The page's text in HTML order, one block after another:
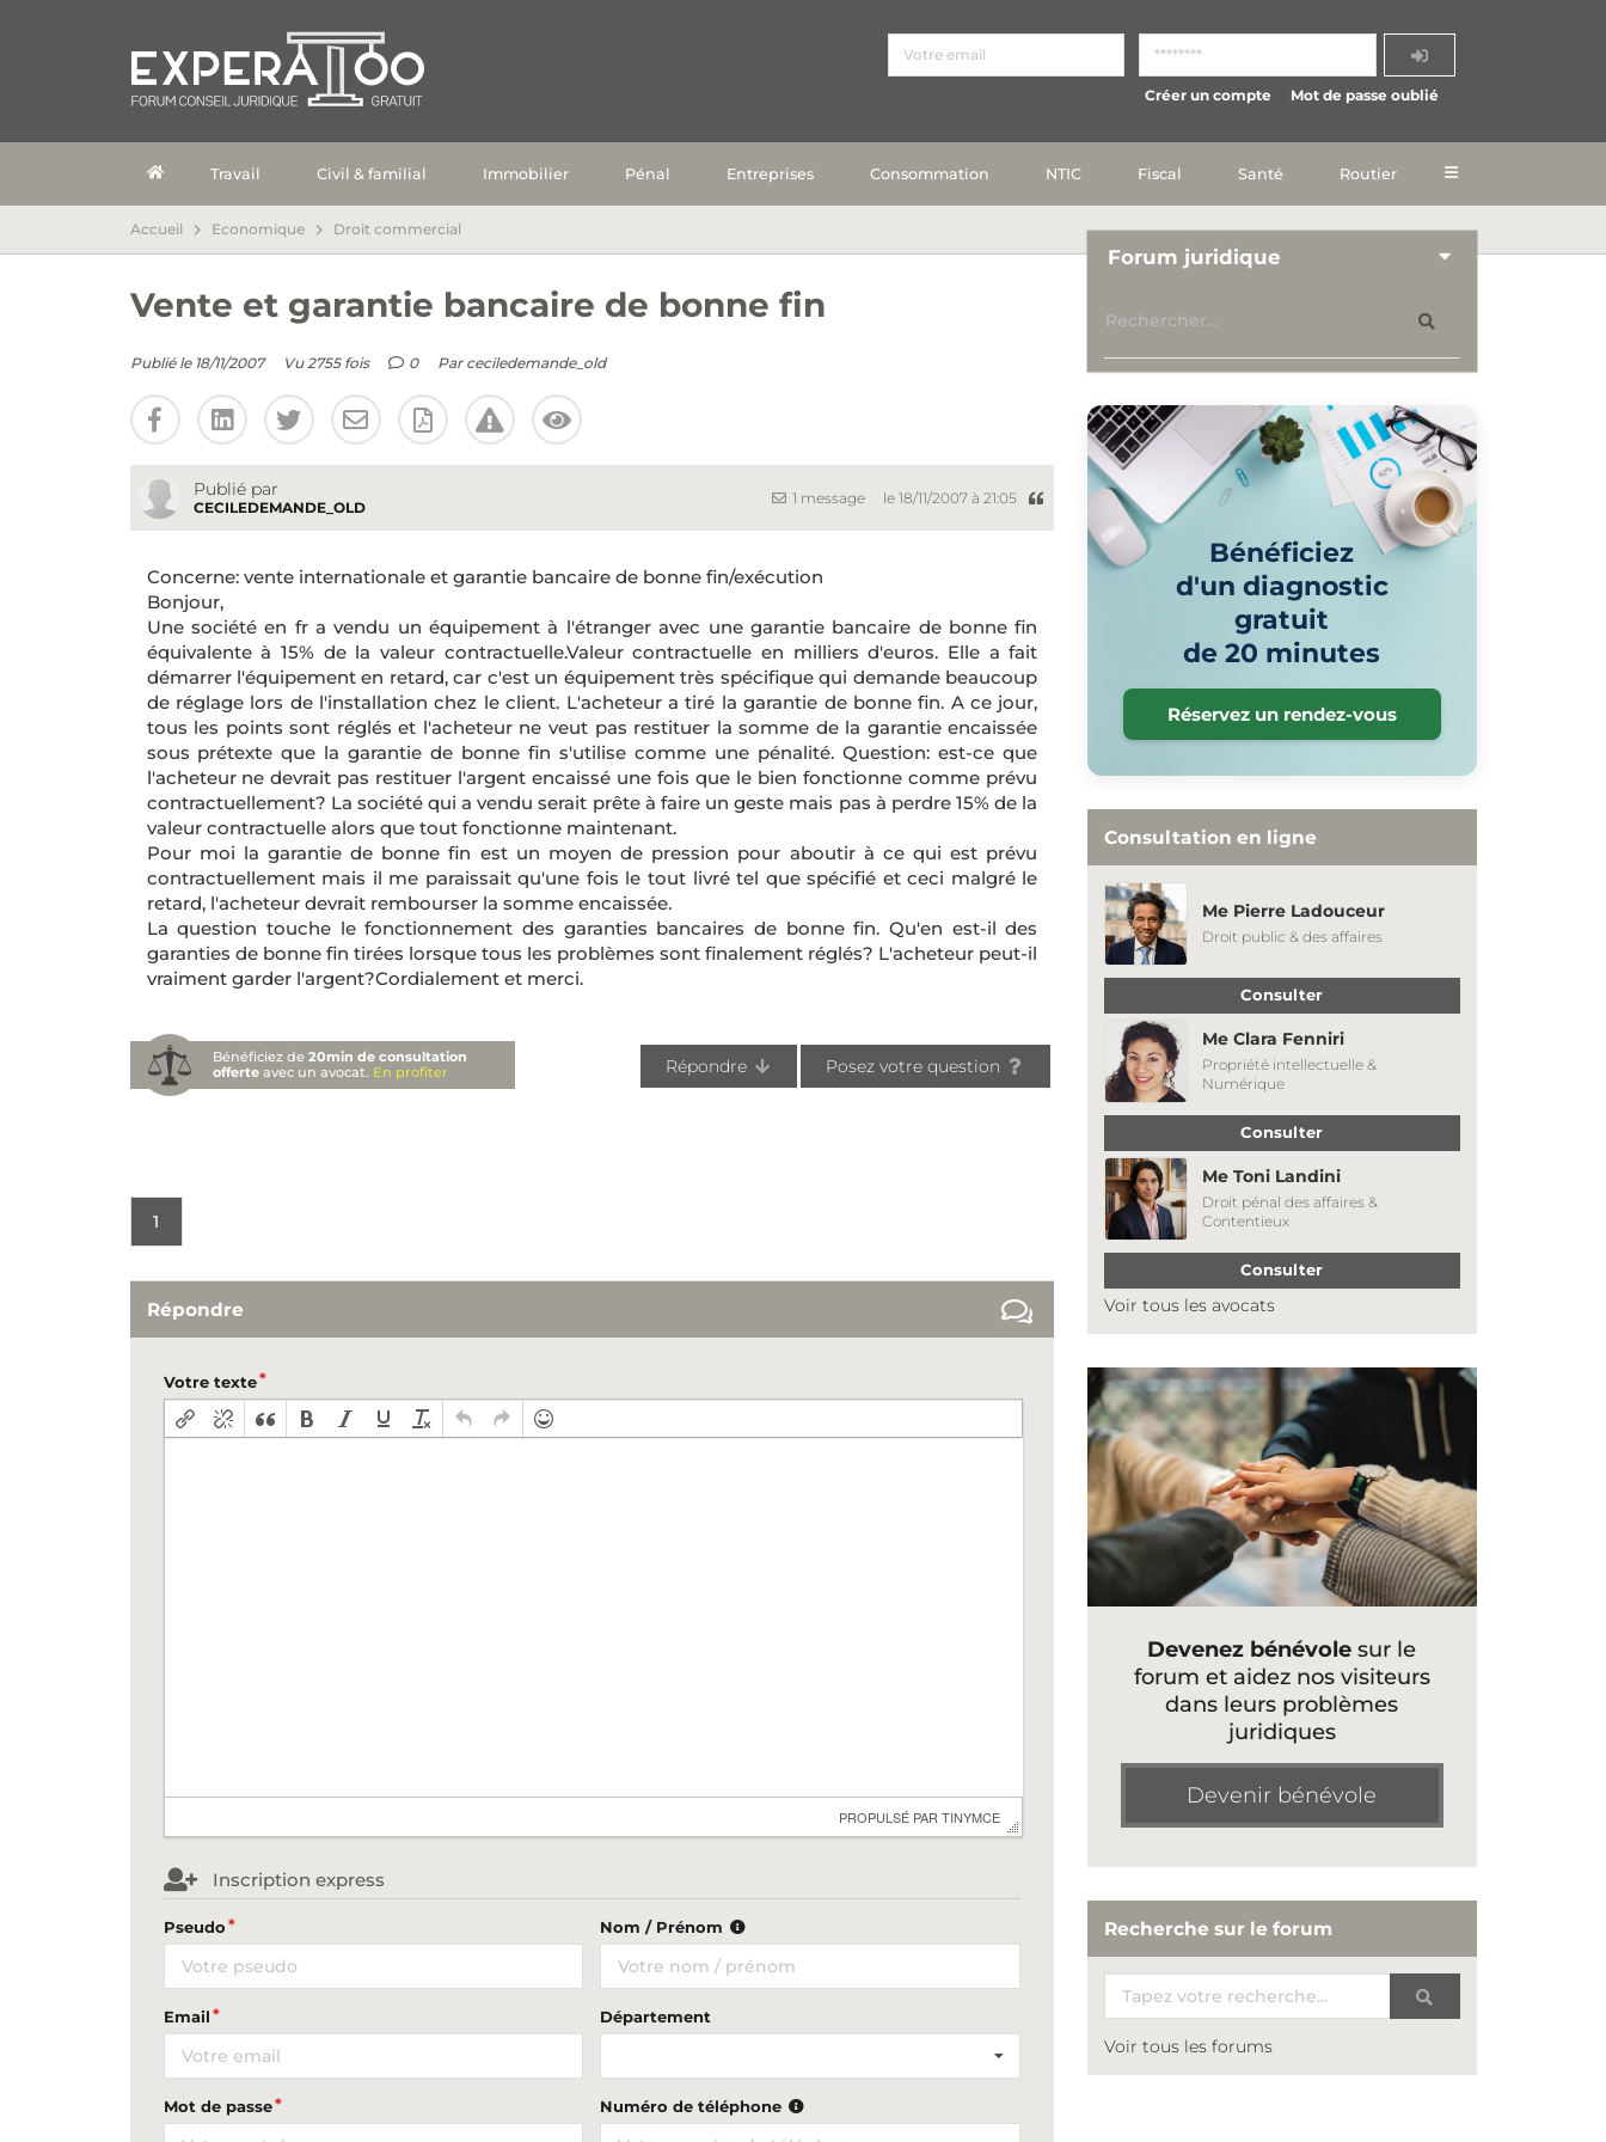
Créer un compte Mot de passe oublié
Travail Civil & familial Immobilier Pénal Entreprises Consommation NTIC Fiscal Santé Routier
Accueil Economique Droit commercial
Vente et garantie bancaire de bonne fin
Publié le 18/11/2007 Vu 2755 fois 0 Par ceciledemande_old
Publié par
CECILEDEMANDE_OLD
1 message le 18/11/2007 à 21:05
Concerne: vente internationale et garantie bancaire de bonne fin/exécution
Bonjour,
Une société en fr a vendu un équipement à l'étranger avec une garantie bancaire de bonne fin
équivalente à 15% de la valeur contractuelle.Valeur contractuelle en milliers d'euros. Elle a fait
démarrer l'équipement en retard, car c'est un équipement très spécifique qui demande beaucoup
de réglage lors de l'installation chez le client. L'acheteur a tiré la garantie de bonne fin. A ce jour,
tous les points sont réglés et l'acheteur ne veut pas restituer la somme de la garantie encaissée
sous prétexte que la garantie de bonne fin s'utilise comme une pénalité. Question: est-ce que
l'acheteur ne devrait pas restituer l'argent encaissé une fois que le bien fonctionne comme prévu
contractuellement? La société qui a vendu serait prête à faire un geste mais pas à perdre 15% de la
valeur contractuelle alors que tout fonctionne maintenant.
Pour moi la garantie de bonne fin est un moyen de pression pour aboutir à ce qui est prévu
contractuellement mais il me paraissait qu'une fois le tout livré tel que spécifié et ceci malgré le
retard, l'acheteur devrait rembourser la somme encaissée.
La question touche le fonctionnement des garanties bancaires de bonne fin. Qu'en est-il des
garanties de bonne fin tirées lorsque tous les problèmes sont finalement réglés? L'acheteur peut-il
vraiment garder l'argent?Cordialement et merci.
Bénéficiez de20min de consultation
offerte avec un avocat. En profiter Répondre Posez votre question
1
Répondre
Votre texte
PROPULSÉ PAR TINYMCE
Inscription express
Pseudo Nom / Prénom
Email Département
Mot de passe Numéro de téléphone
Forum juridique
Bénéficiez
d'un diagnostic
gratuit
de 20 minutes
Réservez un rendez-vous
Consultation en ligne
Me Pierre Ladouceur
Droit public & des affaires
Consulter
Me Clara Fenniri
Propriété intellectuelle &
Numérique
Consulter
Me Toni Landini
Droit pénal des affaires &
Contentieux
Consulter
Voir tous les avocats
Devenez bénévole sur le
forum et aidez nos visiteurs
dans leurs problèmes
juridiques
Devenir bénévole
Recherche sur le forum
Voir tous les forums